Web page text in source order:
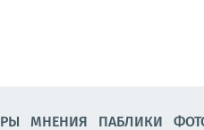
МНЕНИЯ ПАБЛИКИ